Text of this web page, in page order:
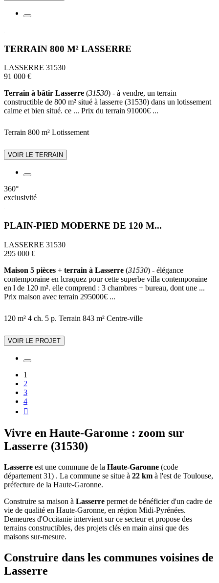
TERRAIN 800 M² LASSERRE
LASSERRE 31530
91 000 €
Terrain à bâtir Lasserre (31530) - à vendre, un terrain
constructible de 800 m² situé à lasserre (31530) dans un lotissement
calme et bien situé. ce ... Prix du terrain 91000€ ...
Terrain 800 m² Lotissement
VOIR LE TERRAIN
360°
exclusivité
PLAIN-PIED MODERNE DE 120 M...
LASSERRE 31530
295 000 €
Maison 5 pièces + terrain à Lasserre (31530) - élégance
contemporaine en lcraquez pour cette superbe villa contemporaine
en l de 120 m². elle comprend : 3 chambres + bureau, dont une ...
Prix maison avec terrain 295000€ ...
120 m² 4 ch. 5 p. Terrain 843 m² Centre-ville
VOIR LE PROJET
1
2
3
4

Vivre en Haute-Garonne : zoom sur
Lasserre (31530)
Lasserre est une commune de la Haute-Garonne (code
département 31) . La commune se situe à 22 km à l'est de Toulouse,
préfecture de la Haute-Garonne.
Construire sa maison à Lasserre permet de bénéficier d'un cadre de
vie de qualité en Haute-Garonne, en région Midi-Pyrénées.
Demeures d'Occitanie intervient sur ce secteur et propose des
terrains constructibles, des projets clés en main ainsi que des
maisons sur-mesure.
Construire dans les communes voisines de
Lasserre